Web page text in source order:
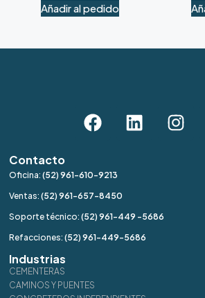
Añadir al pedido
Contacto
Oficina:(52) 961-610-9213
Ventas:(52) 961-657-8450
Soporte técnico:(52) 961-449 -5686
Refacciones:(52) 961-449-5686
Industrias
CEMENTERAS
CAMINOS Y PUENTES